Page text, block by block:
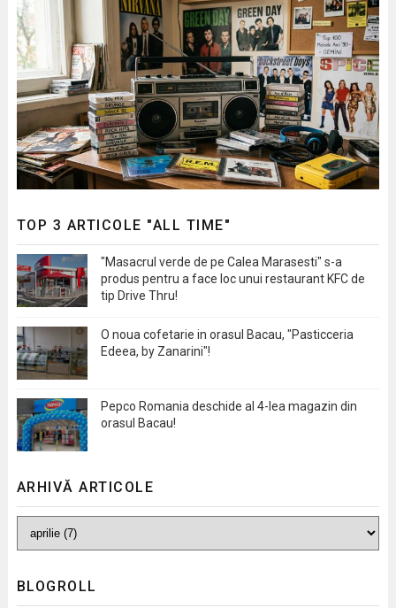
TOP 3 ARTICOLE "ALL TIME"
"Masacrul verde de pe Calea Marasesti" s-a
produs pentru a face loc unui restaurant KFC de
tip Drive Thru!
O noua cofetarie in orasul Bacau, "Pasticceria
Edeea, by Zanarini"!
Pepco Romania deschide al 4-lea magazin din
orasul Bacau!
ARHIVĂ ARTICOLE
BLOGROLL